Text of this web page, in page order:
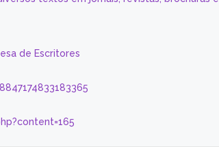
de Escritores